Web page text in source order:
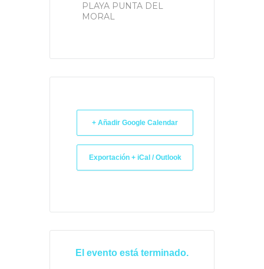
PLAYA PUNTA DEL
MORAL
+ Añadir Google Calendar
Exportación + iCal / Outlook
El evento está terminado.